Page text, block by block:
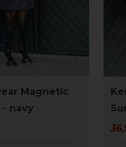
Magnetic
- navy